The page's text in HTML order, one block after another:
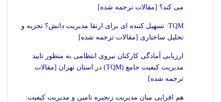
می کند؟ [مقالات ترجمه شده]
TQM: تسهیل کننده ای برای ارتقا مدیریت دانش؟ تجزیه و
تحلیل ساختاری [مقالات ترجمه شده]
ارزیابی آمادگی کارکنان نیروی انتظامی به منظور تایید
مدیریت کیفیت جامع (TQM) در استان تهران [مقالات
ترجمه شده]
هم افزایی میان مدیریت زنجیره تامین و مدیریت کیفیت: